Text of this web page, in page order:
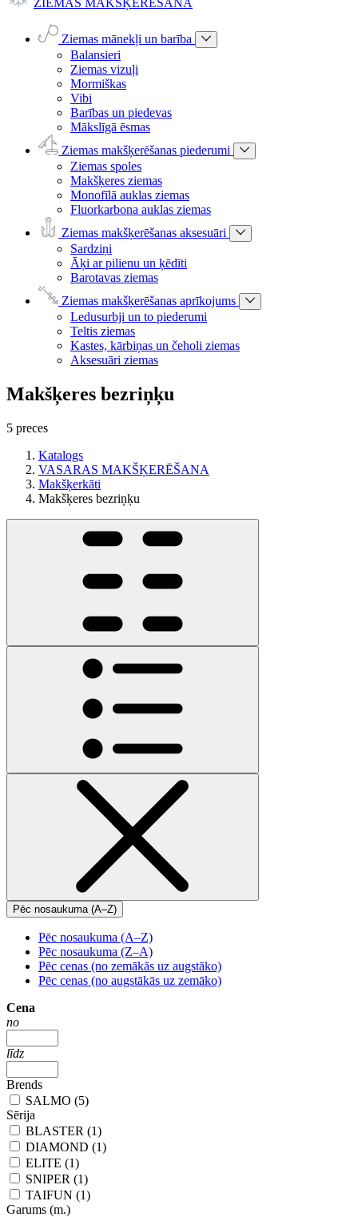
ZIEMAS MAKŠĶERĒŠANA
Ziemas mānekļi un barība
Balansieri
Ziemas vizuļi
Mormiškas
Vibi
Barības un piedevas
Mākslīgā ēsmas
Ziemas makšķerēšanas piederumi
Ziemas spoles
Makšķeres ziemas
Monofīlā auklas ziemas
Fluorkarbona auklas ziemas
Ziemas makšķerēšanas aksesuāri
Sardziņi
Āķi ar pilienu un ķēdīti
Barotavas ziemas
Ziemas makšķerēšanas aprīkojums
Ledusurbji un to piederumi
Teltis ziemas
Kastes, kārbiņas un čeholi ziemas
Aksesuāri ziemas
Makšķeres bezriņķu
5 preces
Katalogs
VASARAS MAKŠĶERĒŠANA
Makšķerkāti
Makšķeres bezriņķu
Pēc nosaukuma (A–Z)
Pēc nosaukuma (A–Z)
Pēc nosaukuma (Z–A)
Pēc cenas (no zemākās uz augstāko)
Pēc cenas (no augstākās uz zemāko)
Cena
no
līdz
Brends
SALMO (5)
Sērija
BLASTER (1)
DIAMOND (1)
ELITE (1)
SNIPER (1)
TAIFUN (1)
Garums (m.)